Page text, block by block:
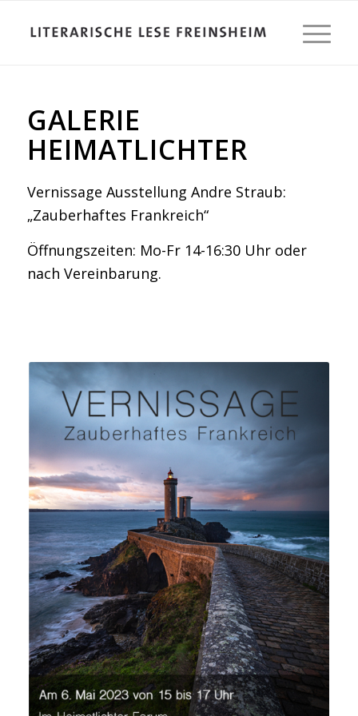
GALERIE
HEIMATLICHTER
Vernissage Ausstellung Andre Straub:
„Zauberhaftes Frankreich“
Öffnungszeiten: Mo-Fr 14-16:30 Uhr oder
nach Vereinbarung.